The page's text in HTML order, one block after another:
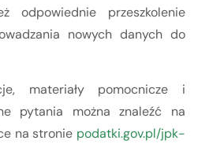
odpowiednie przeszkolenie
nowych danych do
materiały pomocnicze i
pytania można znaleźć na
na stronie podatki.gov.pl/jpk-